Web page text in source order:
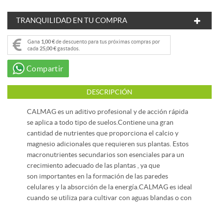
TRANQUILIDAD EN TU COMPRA
Gana 1,00 €de descuento para tus próximas compras por
cada 25,00 €gastados.
Compartir
DESCRIPCIÓN
CALMAG es un aditivo profesional y de acción rápida
se aplica a todo tipo de suelos.Contiene una gran
cantidad de nutrientes que proporciona el calcio y
magnesio adicionales que requieren sus plantas. Estos
macronutrientes secundarios son esenciales para un
crecimiento adecuado de las plantas , ya que
son importantes en la formación de las paredes
celulares y la absorción de la energía.CALMAG es ideal
cuando se utiliza para cultivar con aguas blandas o con